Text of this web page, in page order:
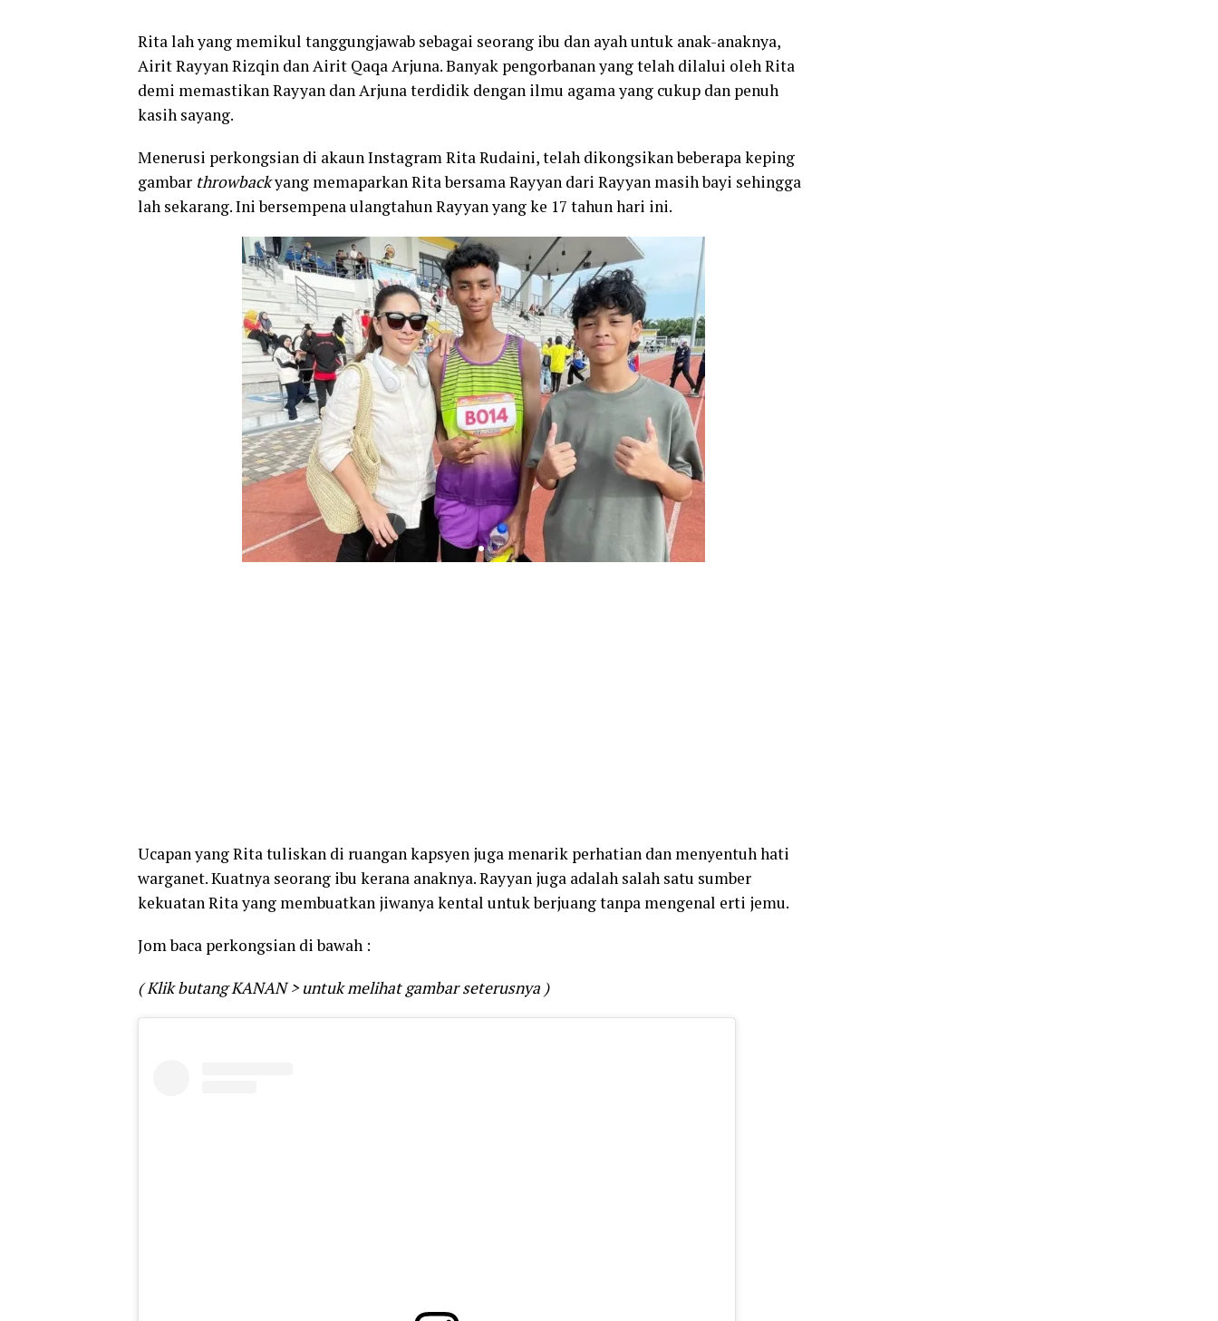
Rita lah yang memikul tanggungjawab sebagai seorang ibu dan ayah untuk anak-anaknya,
Airit Rayyan Rizqin dan Airit Qaqa Arjuna. Banyak pengorbanan yang telah dilalui oleh Rita
demi memastikan Rayyan dan Arjuna terdidik dengan ilmu agama yang cukup dan penuh
kasih sayang.
Menerusi perkongsian di akaun Instagram Rita Rudaini, telah dikongsikan beberapa keping
gambar throwbackyang memaparkan Rita bersama Rayyan dari Rayyan masih bayi sehingga
lah sekarang. Ini bersempena ulangtahun Rayyan yang ke 17 tahun hari ini.
Ucapan yang Rita tuliskan di ruangan kapsyen juga menarik perhatian dan menyentuh hati
warganet. Kuatnya seorang ibu kerana anaknya. Rayyan juga adalah salah satu sumber
kekuatan Rita yang membuatkan jiwanya kental untuk berjuang tanpa mengenal erti jemu.
Jom baca perkongsian di bawah :
( Klik butang KANAN > untuk melihat gambar seterusnya )